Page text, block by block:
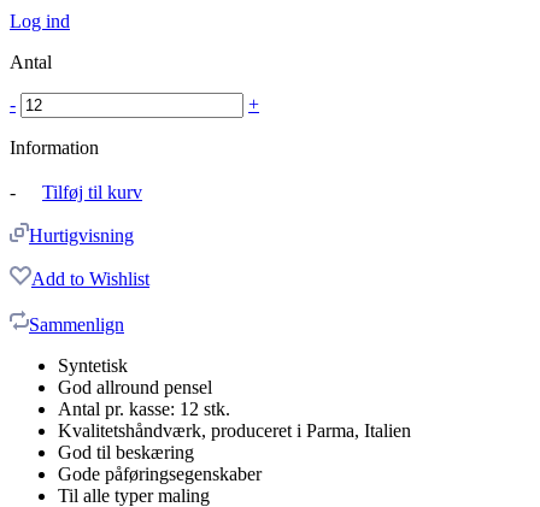
Log ind
Antal
- +
Information
- Tilføj til kurv
Hurtigvisning
Add to Wishlist
Sammenlign
Syntetisk
God allround pensel
Antal pr. kasse: 12 stk.
Kvalitetshåndværk, produceret i Parma, Italien
God til beskæring
Gode påføringsegenskaber
Til alle typer maling